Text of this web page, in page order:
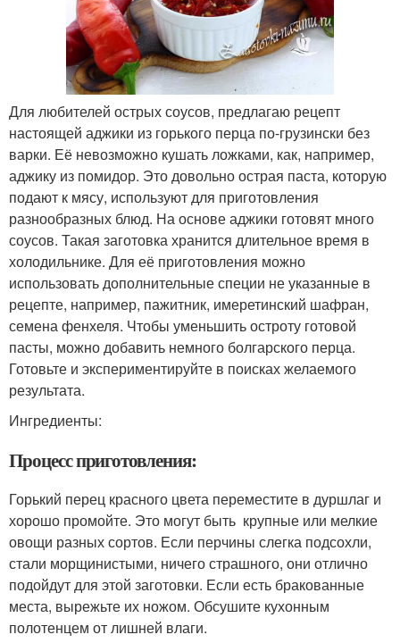
Для любителей острых соусов, предлагаю рецепт
настоящей аджики из горького перца по-грузински без
варки. Её невозможно кушать ложками, как, например,
аджику из помидор. Это довольно острая паста, которую
подают к мясу, используют для приготовления
разнообразных блюд. На основе аджики готовят много
соусов. Такая заготовка хранится длительное время в
холодильнике. Для её приготовления можно
использовать дополнительные специи не указанные в
рецепте, например, пажитник, имеретинский шафран,
семена фенхеля. Чтобы уменьшить остроту готовой
пасты, можно добавить немного болгарского перца.
Готовьте и экспериментируйте в поисках желаемого
результата.
Ингредиенты:
Процесс приготовления:
Горький перец красного цвета переместите в дуршлаг и
хорошо промойте. Это могут быть крупные или мелкие
овощи разных сортов. Если перчины слегка подсохли,
стали морщинистыми, ничего страшного, они отлично
подойдут для этой заготовки. Если есть бракованные
места, вырежьте их ножом. Обсушите кухонным
полотенцем от лишней влаги.